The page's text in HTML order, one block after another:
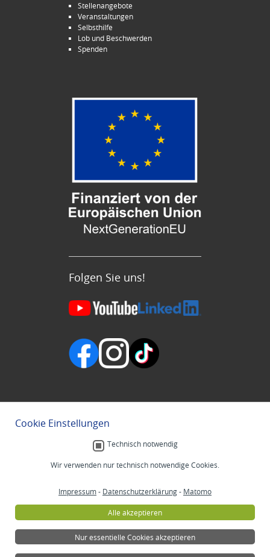
Stellenangebote
Veranstaltungen
Selbsthilfe
Lob und Beschwerden
Spenden
Folgen Sie uns!
Cookie Einstellungen
Technisch notwendig
Wir verwenden nur technisch notwendige Cookies.
Impressum- Datenschutzerklärung- Matomo
Alle akzeptieren
Nur essentielle Cookies akzeptieren